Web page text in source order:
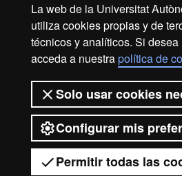
La web de la Universitat
utiliza cookies propias y de
técnicos y analíticos. Si
acceda a nuestrapolítica de
Solo usar cookies
Configurar mis
Permitir todas las
generalistas como especializados.
Ser capaz de continuar
estudio de Asia Oriental y su
criterios de calidad académica y
investigadora y profesional.
2026 Universitat